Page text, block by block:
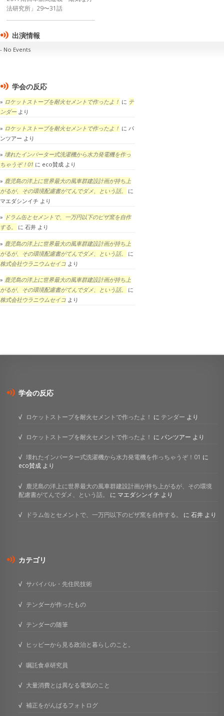
法研究所」29〜31話
出演情報
No Events
学会の反応
ロケットストーブを耐火セメントで作ったよ！ に テ
ンダーより
ロケットストーブを耐火セメントで作ったよ！ に パ
ンツアー より
壊れたインバーター式洗濯機から水力発電機を作っ
ちゃうぞ！01 に eco賛成 より
鹿児島の洋上に世界最大の風車群建設計画が持ち上
がるが、その環境配慮書がてんでダメ、という話。
に
マエダシンイチ より
ドラム缶とセメントで、一万円以下のピザ窯を自作
する。
に 石井 より
鹿児島の洋上に世界最大の風車群建設計画が持ち上
がるが、その環境配慮書がてんでダメ、という話。
に
株式会社ウラニウムセイコ より
鹿児島の洋上に世界最大の風車群建設計画が持ち上
がるが、その環境配慮書がてんでダメ、という話。
に
株式会社ウラニウムセイコ より
学会の反応
ロケットストーブを耐火セメントで作ったよ！ に テンダー より
ロケットストーブを耐火セメントで作ったよ！ に パンツアー より
壊れたインバーター式洗濯機から水力発電機を作っちゃうぞ！01 に
eco賛成 より
鹿児島の洋上に世界最大の風車群建設計画が持ち上がるが、その環境
配慮書がてんでダメ、という話。
に マエダシンイチ より
ドラム缶とセメントで、一万円以下のピザ窯を自作する。 に石井 より
カテゴリ
サバイバル・先住民技術
テンダーが作ったもの
テンダーの随筆
ヒッピーから見る政治と暮らしのこと。
嘱託食卓研究員
大量消費とは異なる電気のこと
補正をがんばるフォトログ